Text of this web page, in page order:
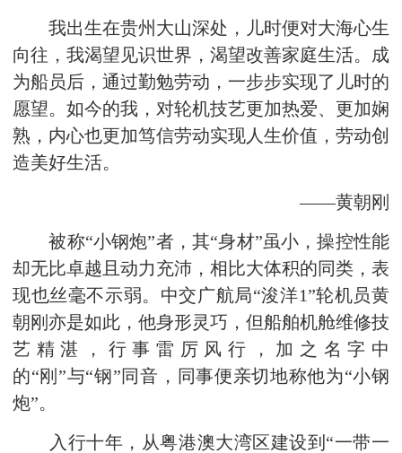
我出生在贵州大山深处，儿时便对大海心生
向往，我渴望见识世界，渴望改善家庭生活。成
为船员后，通过勤勉劳动，一步步实现了儿时的
愿望。如今的我，对轮机技艺更加热爱、更加娴
熟，内心也更加笃信劳动实现人生价值，劳动创
造美好生活。
——黄朝刚
被称“小钢炮”者，其“身材”虽小，操控性能
却无比卓越且动力充沛，相比大体积的同类，表
现也丝毫不示弱。中交广航局“浚洋1”轮机员黄
朝刚亦是如此，他身形灵巧，但船舶机舱维修技
艺精湛，行事雷厉风行，加之名字中
的“刚”与“钢”同音，同事便亲切地称他为“小钢
炮”。
入行十年，从粤港澳大湾区建设到“一带一